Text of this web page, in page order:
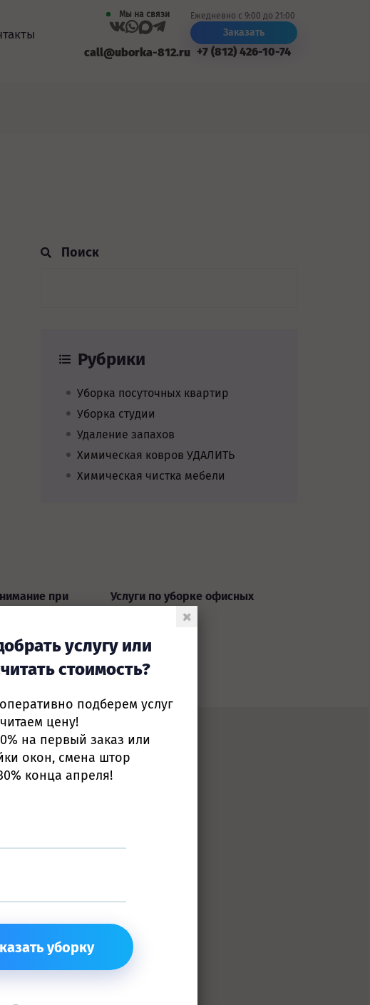
Мы на связи
call@uborka-812.ru
Ежедневно с 9:00 до 21:00
Заказать
+7 (812) 426-10-74
Рубрики
Уборка посуточных квартир
Уборка студии
Удаление запахов
Химическая ковров УДАЛИТЬ
Химическая чистка мебели
при
Услуги по уборке офисных
услугу или
стоимость?
подберем услуг
цену!
на первый заказ или
окон, смена штор
конца апреля!